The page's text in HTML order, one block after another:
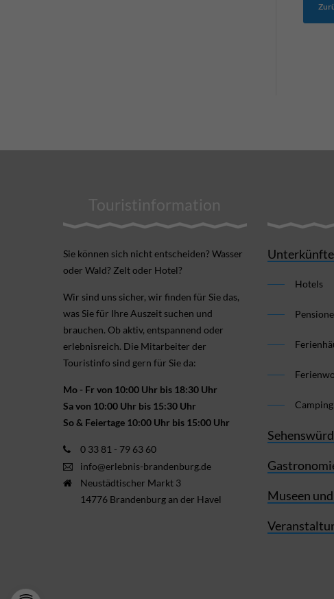
Touristinformation
Sie können sich nicht ent­scheiden? Wasser
oder Wald? Zelt oder Hotel?
Wir sind uns sicher, wir finden für Sie das,
was Sie für Ihre Aus­zeit suchen und
brauchen. Ob aktiv, ent­spannend oder
erlebnis­reich. Die Mitarbeiter der
Touristinfo sind gern für Sie da:
Mo - Fr von 10:00 Uhr bis 18:30 Uhr
Sa von 10:00 Uhr bis 15:30 Uhr
So & Feiertage 10:00 Uhr bis 15:00 Uhr
0 33 81 - 79 63 60
info@erlebnis-brandenburg.de
Neustädtischer Markt 3
14776 Brandenburg an der Havel
Unterkünfte
Hotels
Museen